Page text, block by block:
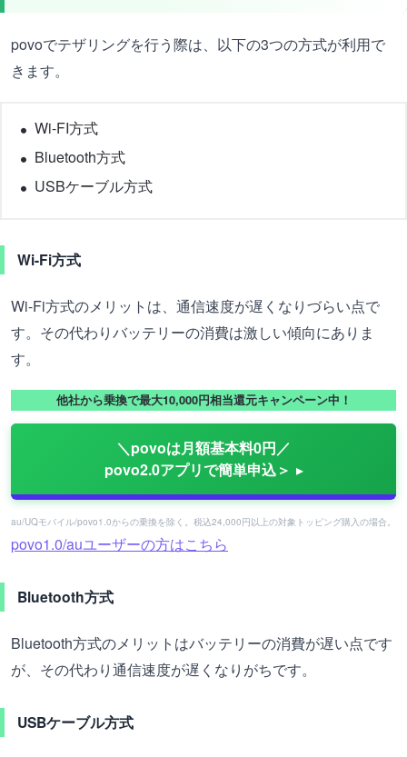
povoでテザリングを行う際は、以下の3つの方式が利用で
きます。
Wi-FI方式
Bluetooth方式
USBケーブル方式
Wi-Fi方式
Wi-Fi方式のメリットは、通信速度が遅くなりづらい点で
す。その代わりバッテリーの消費は激しい傾向にありま
す。
他社から乗換で最大10,000円相当還元キャンペーン中！
＼povoは月額基本料0円／
povo2.0アプリで簡単申込＞
au/UQモバイル/povo1.0からの乗換を除く。税込24,000円以上の対象トッピング購入の場合。
povo1.0/auユーザーの方はこちら
Bluetooth方式
Bluetooth方式のメリットはバッテリーの消費が遅い点です
が、その代わり通信速度が遅くなりがちです。
USBケーブル方式